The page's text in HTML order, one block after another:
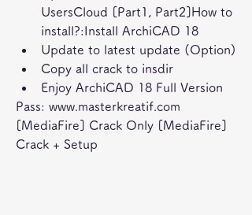
UsersCloud [Part1, Part2]How to
install?:Install ArchiCAD 18
Update to latest update (Option)
Copy all crack to insdir
Enjoy ArchiCAD 18 Full Version
Pass: www.masterkreatif.com
[MediaFire] Crack Only [MediaFire]
Crack + Setup